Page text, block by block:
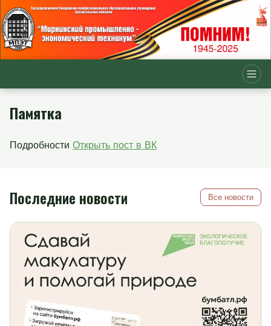
Памятка
Подробности Открыть пост в ВК
Последние новости Все новости